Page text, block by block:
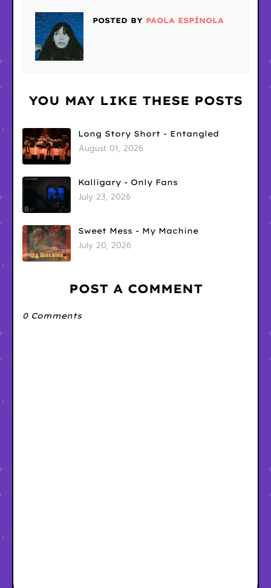
POSTED BY PAOLA ESPÍNOLA
YOU MAY LIKE THESE POSTS
Long Story Short - Entangled
August 01, 2026
Kalligary - Only Fans
July 23, 2026
Sweet Mess - My Machine
July 20, 2026
POST A COMMENT
0 Comments